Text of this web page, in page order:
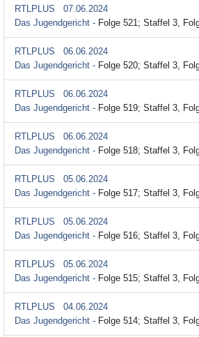
RTLPLUS
07.06.2024
Das Jugendgericht - Folge 521; Staffel 3,
RTLPLUS
06.06.2024
Das Jugendgericht - Folge 520; Staffel 3,
RTLPLUS
06.06.2024
Das Jugendgericht - Folge 519; Staffel 3,
RTLPLUS
06.06.2024
Das Jugendgericht - Folge 518; Staffel 3,
RTLPLUS
05.06.2024
Das Jugendgericht - Folge 517; Staffel 3,
RTLPLUS
05.06.2024
Das Jugendgericht - Folge 516; Staffel 3,
RTLPLUS
05.06.2024
Das Jugendgericht - Folge 515; Staffel 3,
RTLPLUS
04.06.2024
Das Jugendgericht - Folge 514; Staffel 3,